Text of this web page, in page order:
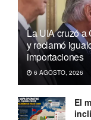
La UIA cruzó a
y reclamó
importaciones
6 AGOSTO, 2026
El